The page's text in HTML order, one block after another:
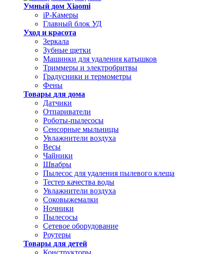
Умный дом Xiaomi
iP-Камеры
Главный блок УД
Уход и красота
Зеркала
Зубные щетки
Машинки для удаления катышков
Триммеры и электробритвы
Градусники и термометры
Фены
Товары для дома
Датчики
Отпариватели
Роботы-пылесосы
Сенсорные мыльницы
Увлажнители воздуха
Весы
Чайники
Швабры
Пылесос для удаления пылевого клеща
Тестер качества воды
Увлажнители воздуха
Соковыжемалки
Ночники
Пылесосы
Сетевое оборудование
Роутеры
Товары для детей
Конструкторы